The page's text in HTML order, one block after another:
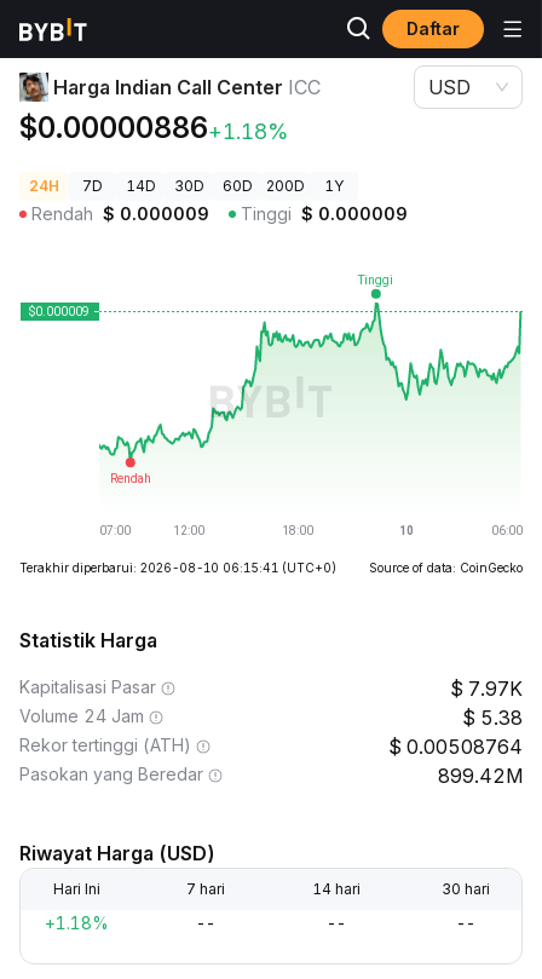
Daftar
Harga Kripto
Harga Indian Call Center ICC
$0.00000886+1.18%
USD
24H 7D 14D 30D 60D 200D 1Y
Rendah $ 0.000009 Tinggi $ 0.000009
Terakhir diperbarui: 2026-08-10 06:15:41 (UTC+0) Source of data: CoinGecko
Statistik Harga
Kapitalisasi Pasar 7.97K
Volume 24 Jam 5.38
Rekor tertinggi (ATH) 0.00508764
Pasokan yang Beredar 899.42M
Riwayat Harga (USD)
Hari Ini 7 hari 14 hari 30 hari
+1.18% -- -- --